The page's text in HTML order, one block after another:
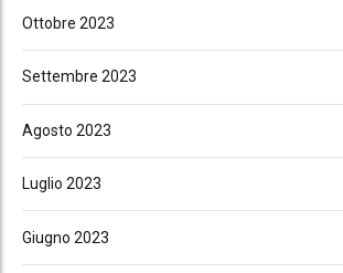
Ottobre 2023
Settembre 2023
Agosto 2023
Luglio 2023
Giugno 2023